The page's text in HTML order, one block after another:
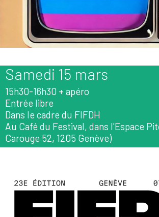
Samedi 15 mars
15h30-16h30 + apéro
Entrée libre
Dans le cadre du FIFDH
Au Café du Festival, dans l'Espace
Carouge 52, 1205 Genève)